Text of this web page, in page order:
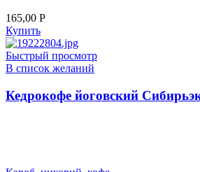
165,00 Р
Купить
Быстрый просмотр
В список желаний
Кедрокофе йоговский